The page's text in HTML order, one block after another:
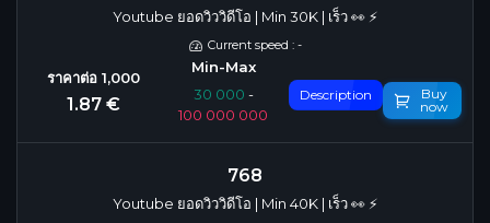
Youtube ยอดวิววิดีโอ | Min 30K | เร็ว 👀 ⚡️
Current speed : -
1.87 € 30 000 -
100 000 000
Description
Buy
now
768
Youtube ยอดวิววิดีโอ | Min 40K | เร็ว 👀 ⚡️